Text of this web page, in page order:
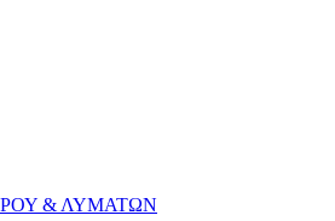
& ΛΥΜΑΤΩΝ